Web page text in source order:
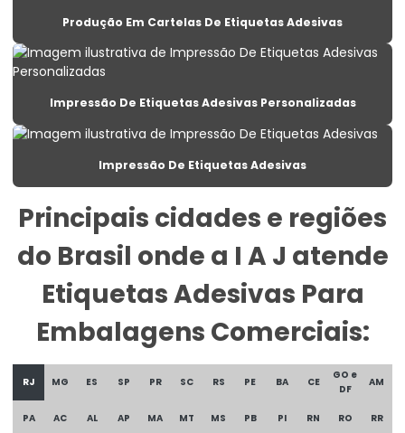
Etiqueta Para Balança Com Peso E Preço
Etiqueta Para Congelados Em Supermercados
Etiqueta Para Congelados No Varejo
Etiqueta Para Gondolas De Supermercado
Etiqueta Para Produtos Congelados
Etiqueta Para Roupas Personalizadas
Etiqueta Promocional Para Balcão De Vendas
Etiqueta Térmica Para Embalagens De Alimentos
Etiqueta Térmica Para Impressão
Produção Em Cartelas De Etiquetas Adesivas
Impressão De Etiquetas Adesivas Personalizadas
Impressão De Etiquetas Adesivas
Principais cidades e regiões
do Brasil onde a I A J atende
Etiquetas Adesivas Para
Embalagens Comerciais:
RJ MG ES SP PR SC RS PE BA CE
GO e
DF
AM
PA AC AL AP MA MT MS PB PI RN RO RR